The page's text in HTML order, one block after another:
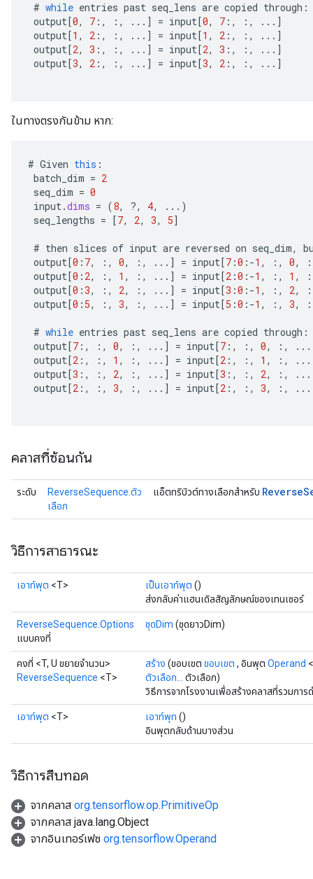
# while entries past seq_lens are copied through :
output[0, 7 :, :, ... ] = input[0, 7 :, :, ... ]
output[1 , 2 :, :, ... ] = input[1 , 2 :, :, ... ]
output[2, 3 :, :, ... ] = input[2, 3 :, :, ... ]
output[3, 2 :, :, ... ] = input[3, 2 :, :, ... ]
ในทางตรงกันข้าม หาก:
# Given this :
batch_dim = 2
seq_dim = 0
input.dims = (8, ?, 4,
...)
seq_lengths = [7, 2, 3, 5]
# then slices of input are reversed on seq_dim,
output[0 : 7, :, 0, :, ... ] = input[7 :0 : -1 , :, 0,
output[0 : 2, :, 1 , :, ... ] = input[2 :0 : -1 , :, 1 ,
output[0 :3, :, 2, :, ... ] = input[3 :0 : -1 , :, 2,
output[0 : 5, :, 3, :, ... ] = input[5 :0 : -1 , :, 3,
# while entries past seq_lens are copied through :
output[7 :, :, 0, :, ... ] = input[7 :, :, 0, :, ...
output[2 :, :, 1 , :, ... ] = input[2 :, :, 1 , :, ...
output[3 :, :, 2, :, ... ] = input[3 :, :, 2, :, ...
output[2 :, :, 3, :, ... ] = input[2 :, :, 3, :, ...
คลาสที่ซ้อนกัน
ระดับ
ReverseSequence.ตัว
เลือก
แอ็ตทริบิวต์ทางเลือกสำหรับ Reverse
วิธีการสาธารณะ
เอาท์พุต <T> เป็นเอาท์พุต ()
ส่งกลับค่าแฮนเดิลสัญลักษณ์ของเทนเซอร์
ReverseSequence.Options
แบบคงที่
ชุดDim (ชุดยาวDim)
คงที่ <T, U ขยายจำนวน>
ReverseSequence <T>
สร้าง (ขอบเขต ขอบเขต , อินพุต Operand
ตัวเลือก...
ตัวเลือก)
วิธีการจากโรงงานเพื่อสร้างคลาสที่รวมกา
เอาท์พุต <T> เอาท์พุท ()
อินพุตกลับด้านบางส่วน
วิธีการสืบทอด
จากคลาส org.tensorflow.op.PrimitiveOp
จากคลาส java.lang.Object
จากอินเทอร์เฟซ org.tensorflow.Operand